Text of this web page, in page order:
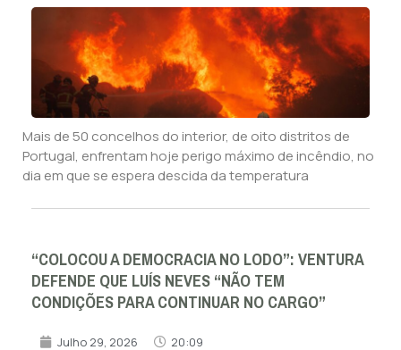
Mais de 50 concelhos do interior, de oito distritos de
Portugal, enfrentam hoje perigo máximo de incêndio, no
dia em que se espera descida da temperatura
“COLOCOU A DEMOCRACIA NO LODO”: VENTURA
DEFENDE QUE LUÍS NEVES “NÃO TEM
CONDIÇÕES PARA CONTINUAR NO CARGO”
Julho 29, 2026 20:09